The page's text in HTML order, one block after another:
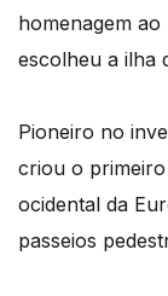
homenagem
escolheu a ilha
Pioneiro no
criou o
ocidental da
passeios